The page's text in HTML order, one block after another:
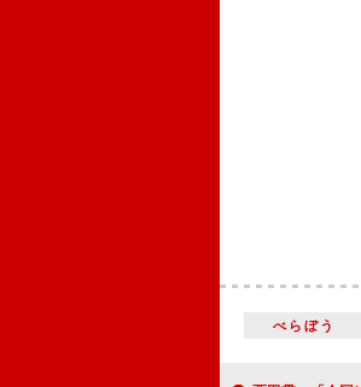
べらぼう